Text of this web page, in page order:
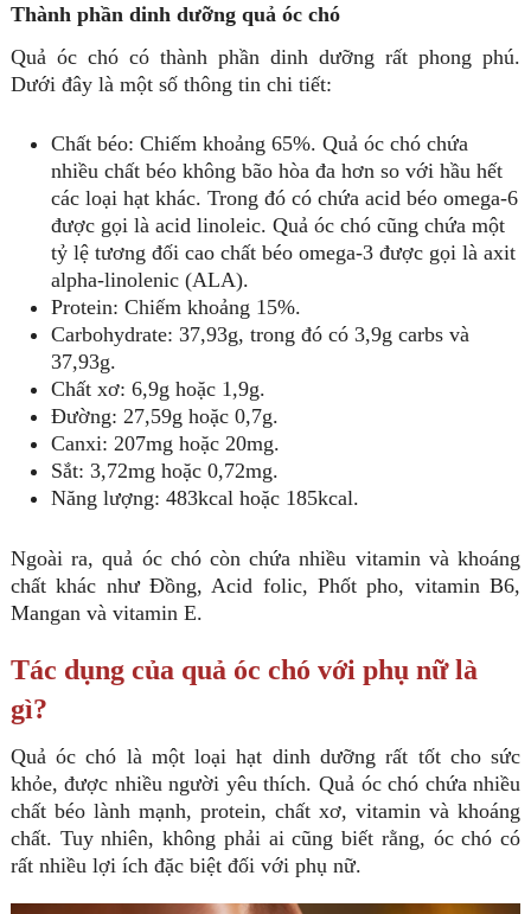
Thành phần dinh dưỡng quả óc chó
Quả óc chó có thành phần dinh dưỡng rất phong phú.
Dưới đây là một số thông tin chi tiết:
Chất béo: Chiếm khoảng 65%. Quả óc chó chứa
nhiều chất béo không bão hòa đa hơn so với hầu hết
các loại hạt khác. Trong đó có chứa acid béo omega-6
được gọi là acid linoleic. Quả óc chó cũng chứa một
tỷ lệ tương đối cao chất béo omega-3 được gọi là axit
alpha-linolenic (ALA).
Protein: Chiếm khoảng 15%.
Carbohydrate: 37,93g, trong đó có 3,9g carbs và
37,93g.
Chất xơ: 6,9g hoặc 1,9g.
Đường: 27,59g hoặc 0,7g.
Canxi: 207mg hoặc 20mg.
Sắt: 3,72mg hoặc 0,72mg.
Năng lượng: 483kcal hoặc 185kcal.
Ngoài ra, quả óc chó còn chứa nhiều vitamin và khoáng
chất khác như Đồng, Acid folic, Phốt pho, vitamin B6,
Mangan và vitamin E.
Tác dụng của quả óc chó với phụ nữ là
gì?
Quả óc chó là một loại hạt dinh dưỡng rất tốt cho sức
khỏe, được nhiều người yêu thích. Quả óc chó chứa nhiều
chất béo lành mạnh, protein, chất xơ, vitamin và khoáng
chất. Tuy nhiên, không phải ai cũng biết rằng, óc chó có
rất nhiều lợi ích đặc biệt đối với phụ nữ.